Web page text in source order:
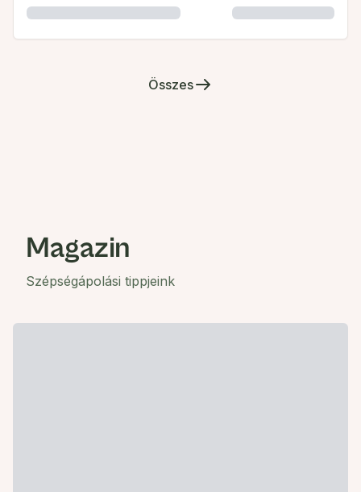
Összes
Magazin
Szépségápolási tippjeink